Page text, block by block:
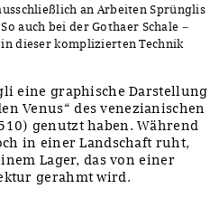
an Arbeiten Sprünglis
auch bei der Gothaer Schale –
dieser komplizierten Technik
eine graphische Darstellung
Venus“ des venezianischen
genutzt haben. Während
in einer Landschaft ruht,
Lager, das von einer
gerahmt wird.